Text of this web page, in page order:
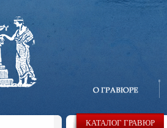
КАТАЛОГ ГРАВЮР